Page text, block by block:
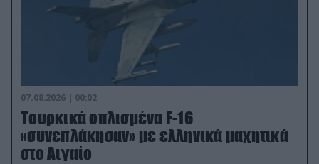
07.08.2026 | 00:02
Τουρκικά οπλισμένα F-16
«συνεπλάκησαν» με ελληνικά μαχητικά
στο Αιγαίο